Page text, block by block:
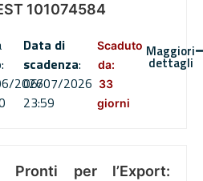
101074584
2026
Data di
scadenza:
06/07/2026
23:59
Scaduto
da:
33
giorni
Maggiori
dettagli
Pronti per l’Export: